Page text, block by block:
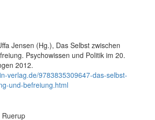
Jensen (Hg.), Das Selbst zwischen
Psychowissen und Politik im 20.
2012.
verlag.de/9783835309647-das-selbst-
und-befreiung.html